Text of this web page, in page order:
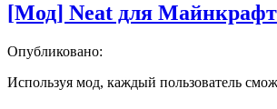
[Мод] Neat для Майнкрафт
Опубликовано:
Используя мод, каждый пользователь